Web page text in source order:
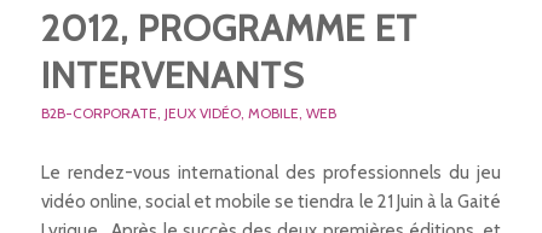
2012, PROGRAMME ET
INTERVENANTS
B2B-CORPORATE, JEUX VIDÉO, MOBILE, WEB
Le rendez-vous international des professionnels du jeu
vidéo online, social et mobile se tiendra le 21 Juin à la Gaité